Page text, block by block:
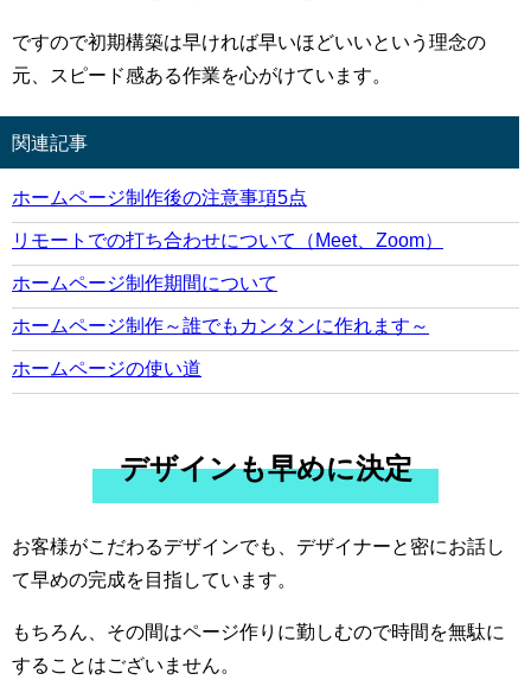
ですので初期構築は早ければ早いほどいいという理念の
元、スピード感ある作業を心がけています。
関連記事
ホームページ制作後の注意事項5点
リモートでの打ち合わせについて（Meet、Zoom）
ホームページ制作期間について
ホームページ制作～誰でもカンタンに作れます～
ホームページの使い道
デザインも早めに決定
お客様がこだわるデザインでも、デザイナーと密にお話し
て早めの完成を目指しています。
もちろん、その間はページ作りに勤しむので時間を無駄に
することはございません。